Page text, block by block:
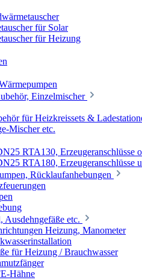
für Solar
für Heizung
Einzelmischer
für Heizkreissets &
Mischer etc.
RTA130, Erzeugeranschlüsse
RTA180, Erzeugeranschlüsse
Rücklaufanhebungen
Ausdehngefäße etc.
Heizung, Manometer
für Heizung / Brauchwasser
Hähne